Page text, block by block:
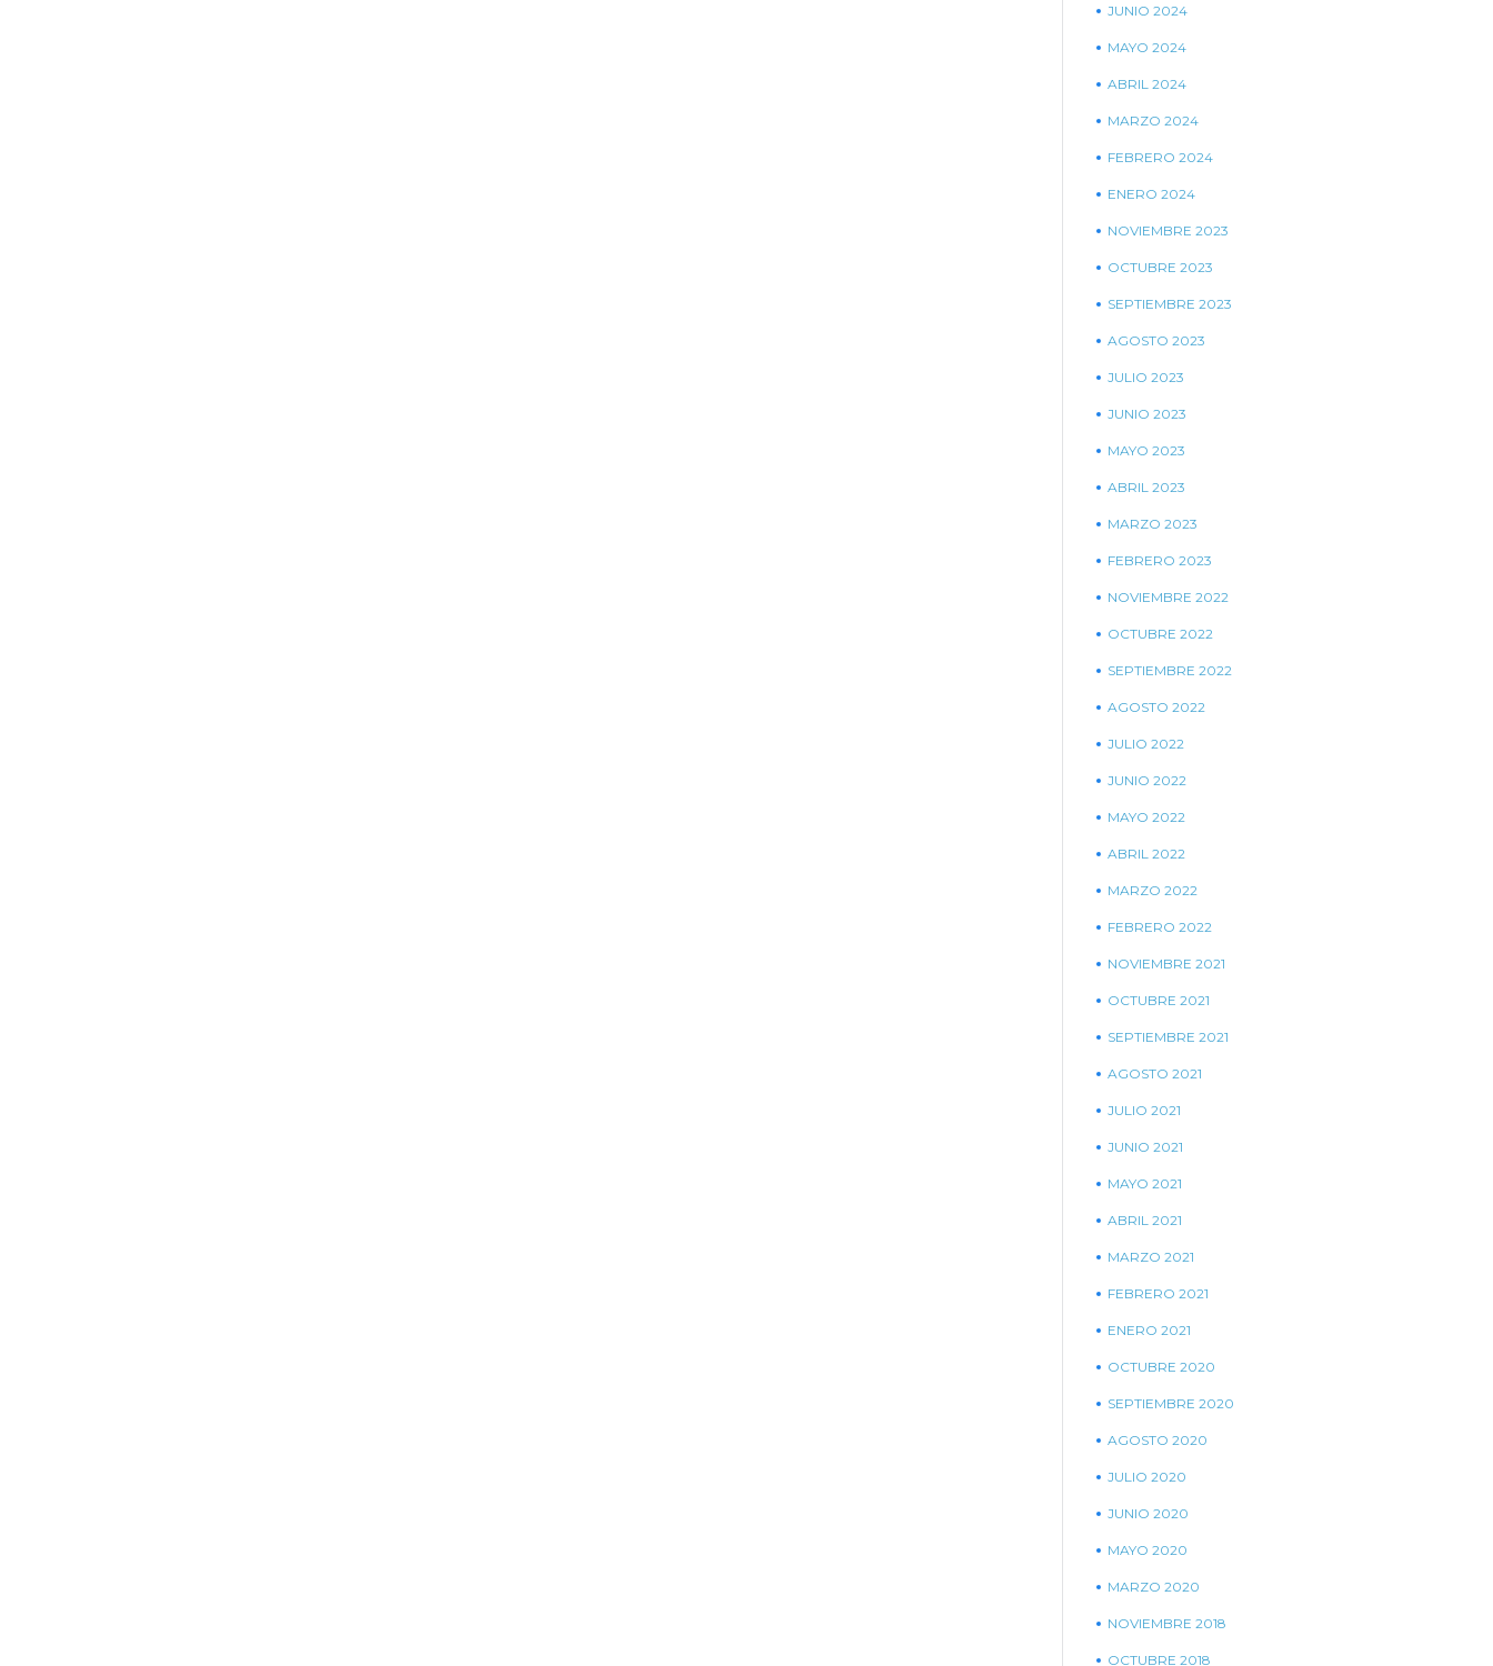
JUNIO 2024
MAYO 2024
ABRIL 2024
MARZO 2024
FEBRERO 2024
ENERO 2024
NOVIEMBRE 2023
OCTUBRE 2023
SEPTIEMBRE 2023
AGOSTO 2023
JULIO 2023
JUNIO 2023
MAYO 2023
ABRIL 2023
MARZO 2023
FEBRERO 2023
NOVIEMBRE 2022
OCTUBRE 2022
SEPTIEMBRE 2022
AGOSTO 2022
JULIO 2022
JUNIO 2022
MAYO 2022
ABRIL 2022
MARZO 2022
FEBRERO 2022
NOVIEMBRE 2021
OCTUBRE 2021
SEPTIEMBRE 2021
AGOSTO 2021
JULIO 2021
JUNIO 2021
MAYO 2021
ABRIL 2021
MARZO 2021
FEBRERO 2021
ENERO 2021
OCTUBRE 2020
SEPTIEMBRE 2020
AGOSTO 2020
JULIO 2020
JUNIO 2020
MAYO 2020
MARZO 2020
NOVIEMBRE 2018
OCTUBRE 2018